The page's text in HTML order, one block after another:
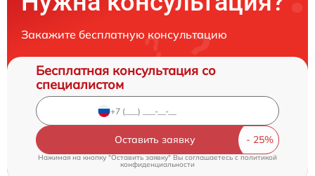
Закажите бесплатную консультацию
Бесплатная консультация со
специалистом
Оставить заявку
Нажимая на кнопку "Оставить заявку" Вы соглашаетесь c политикой
конфиденциальности